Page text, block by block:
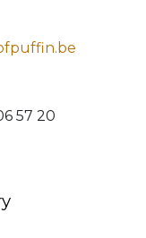
57 20